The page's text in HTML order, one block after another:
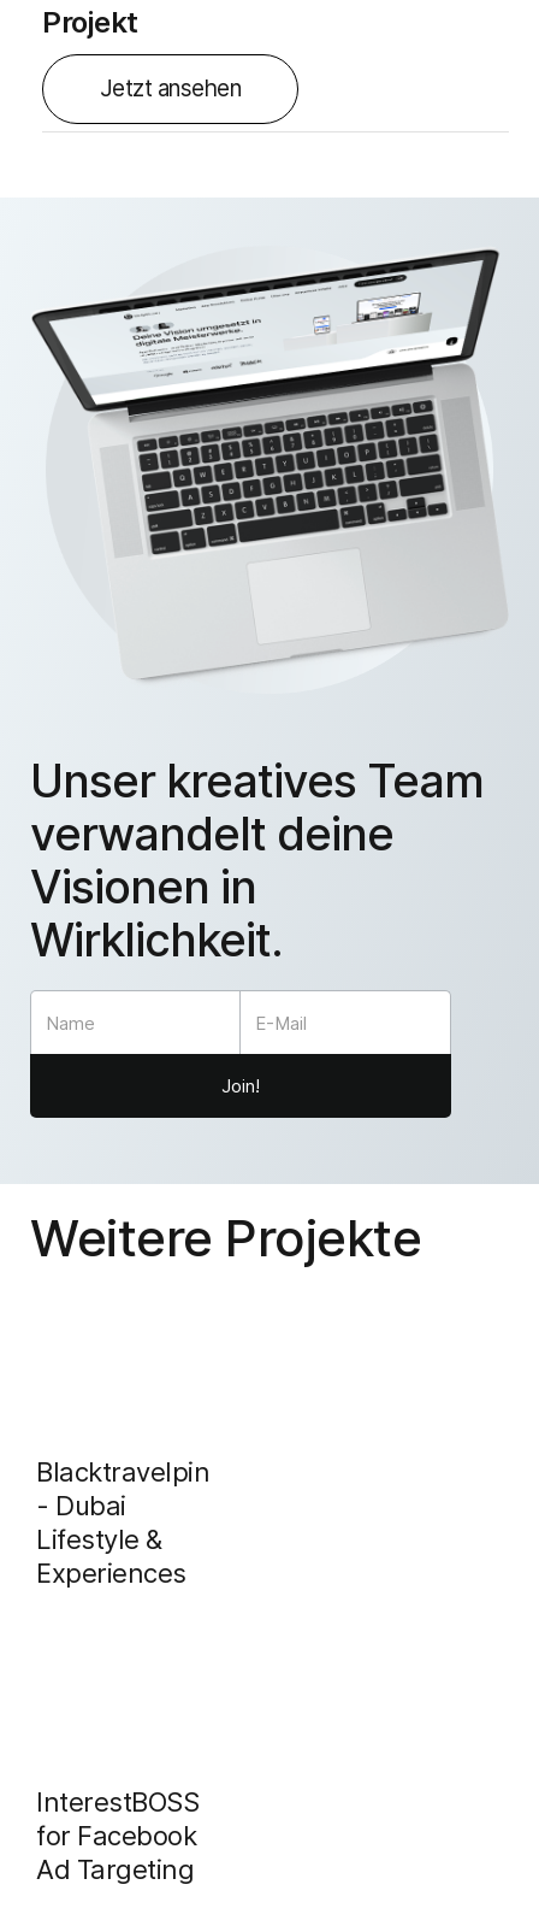
Projekt
Jetzt ansehen
Unser kreatives Team
verwandelt deine
Visionen in
Wirklichkeit.
Weitere Projekte
Blacktravelpin
- Dubai
Lifestyle &
Experiences
InterestBOSS
for Facebook
Ad Targeting